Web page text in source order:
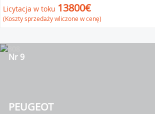
Licytacja w toku 13800€
(Koszty sprzedaży wliczone w cenę)
PEUGEOT
Nr 9